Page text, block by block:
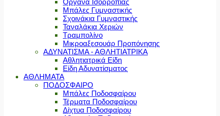
Όργανα Ισορροπίας
Μπάλες Γυμναστικής
Σχοινάκια Γυμναστικής
Ταναλάκια Χεριών
Τραμπολίνο
Μικροαξεσουάρ Προπόνησης
ΑΔΥΝΑΤΙΣΜΑ - ΑΘΛΗΤΙΑΤΡΙΚΑ
Αθλητιατρικά Είδη
Είδη Αδυνατίσματος
ΑΘΛΗΜΑΤΑ
ΠΟΔΟΣΦΑΙΡΟ
Μπάλες Ποδοσφαίρου
Τέρματα Ποδοσφαίρου
Δίχτυα Ποδοσφαίρου